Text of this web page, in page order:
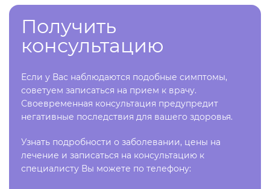
Получить
консультацию
Если у Вас наблюдаются подобные симптомы,
советуем записаться на прием к врачу.
Своевременная консультация предупредит
негативные последствия для вашего здоровья.
Узнать подробности о заболевании, цены на
лечение и записаться на консультацию к
специалисту Вы можете по телефону: